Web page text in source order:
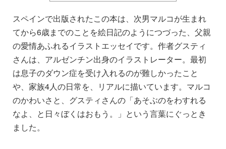
スペインで出版されたこの本は、次男マルコが生まれ
てから6歳までのことを絵日記のようにつづった、父親
の愛情あふれるイラストエッセイです。作者グスティ
さんは、アルゼンチン出身のイラストレーター。最初
は息子のダウン症を受け入れるのが難しかったこと
や、家族4人の日常を、リアルに描いています。マルコ
のかわいさと、グスティさんの「あそぶのをわすれる
なよ、と日々ぼくはおもう。」という言葉にぐっとき
ました。